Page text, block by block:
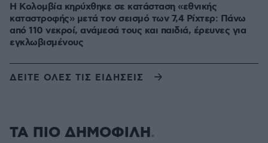
Η Κολομβία κηρύχθηκε σε κατάσταση «εθνικής
καταστροφής» μετά τον σεισμό των 7,4 Ρίχτερ: Πάνω
από 110 νεκροί, ανάμεσά τους και παιδιά, έρευνες για
εγκλωβισμένους
ΔΕΙΤΕ ΟΛΕΣ ΤΙΣ ΕΙΔΗΣΕΙΣ
ΤΑ ΠΙΟ ΔΗΜΟΦΙΛΗ